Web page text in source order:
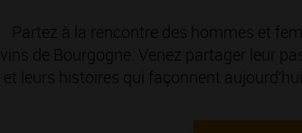
Partez à la rencontre des hommes et
vins de Bourgogne. Venez partager leur
et leurs histoires qui façonnent